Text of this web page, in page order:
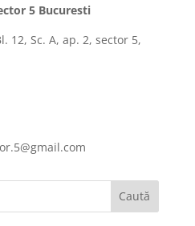
5 Bucuresti
12, Sc. A, ap. 2, sector 5,